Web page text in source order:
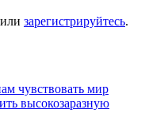
или зарегистрируйтесь.
чувствовать мир
высокозаразную